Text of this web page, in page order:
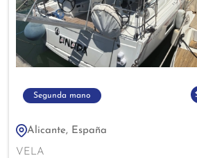
Segunda mano
Alicante, España
VELA